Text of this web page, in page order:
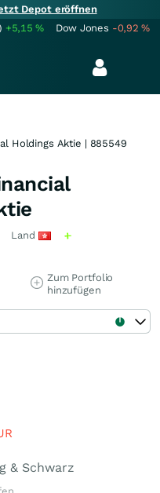
Depot eröffnen
+5,15% Dow Jones -0,92%
Holdings Aktie | 885549
Land
Zum Portfolio
hinzufügen
& Schwarz